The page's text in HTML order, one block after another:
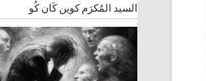
السيد المُكرَم كوين كَان كُو